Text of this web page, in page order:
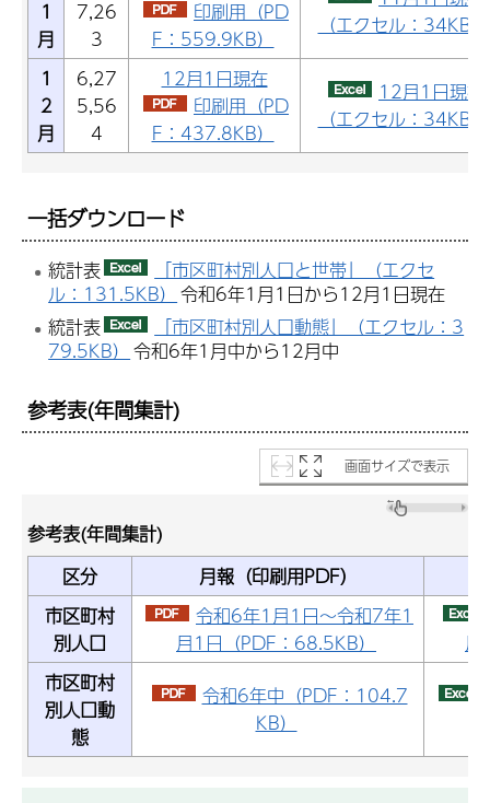
1
月
7,26
3
印刷用（PD
F：559.9KB）
（エクセル：34KB）
1
2
月
6,27
5,56
4
12月1日現在
印刷用（PD
F：437.8KB）
12月1日現在
（エクセル：34KB）
一括ダウンロード
統計表
「市区町村別人口と世帯」（エクセ
ル：131.5KB） 令和6年1月1日から12月1日現在
統計表
「市区町村別人口動態」（エクセル：3
79.5KB） 令和6年1月中から12月中
参考表(年間集計)
画面サイズで表示
参考表(年間集計)
区分
月報（印刷用PDF）
市区町村
別人口
令和6年1月1日～令和7年1
月1日（PDF：68.5KB）
月
市区町村
別人口動
態
令和6年中（PDF：104.7
KB）